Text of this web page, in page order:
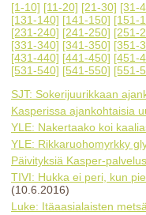
[1-10] [11-20] [21-30] [31-
[131-140] [141-150] [151-
[231-240] [241-250] [251-
[331-340] [341-350] [351-
[431-440] [441-450] [451-
[531-540] [541-550] [551-
SJT: Sokerijuurikkaan
Kasperissa ajankohtaisia
YLE: Nakertaako koi
YLE: Rikkaruohomyrkky
Päivityksiä Kasper-
TIVI: Hukka ei peri, kun
(10.6.2016)
Luke: Itäaasialaisten